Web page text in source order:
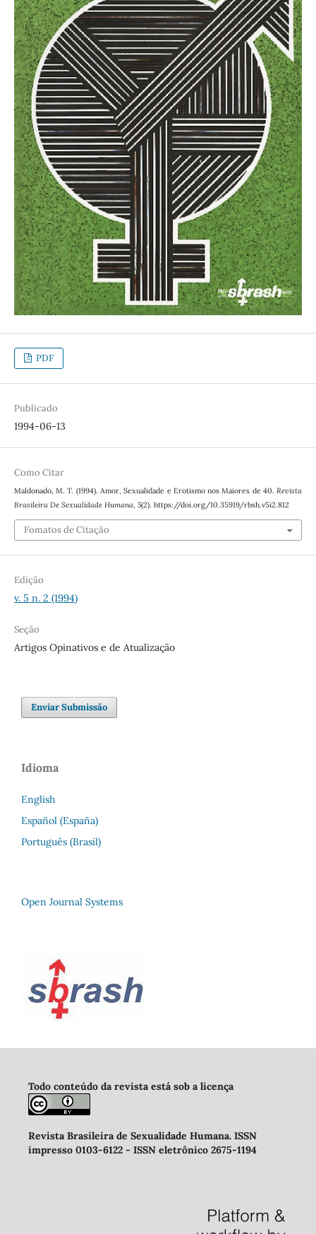
PDF
Publicado
1994-06-13
Como Citar
Maldonado, M. T. (1994). Amor, Sexualidade e Erotismo nos Maiores de 40.Revista
Brasileira De Sexualidade Humana, 5(2). https://doi.org/10.35919/rbsh.v5i2.812
Fomatos de Citação
Edição
v. 5 n. 2 (1994)
Seção
Artigos Opinativos e de Atualização
Enviar Submissão
Idioma
English
Español (España)
Português (Brasil)
Open Journal Systems
Todo conteúdo da revista está sob a licença
Revista Brasileira de Sexualidade Humana. ISSN
impresso 0103-6122 - ISSN eletrônico 2675-1194